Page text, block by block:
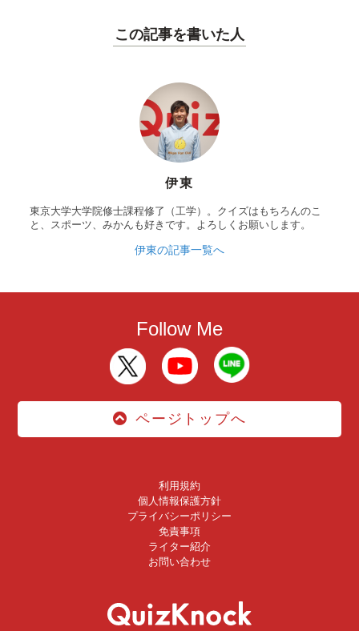
この記事を書いた人
伊東
東京大学大学院修士課程修了（工学）。クイズはもちろんのこ
と、スポーツ、みかんも好きです。よろしくお願いします。
伊東の記事一覧へ
Follow Me
ページトップへ
利用規約
個人情報保護方針
プライバシーポリシー
免責事項
ライター紹介
お問い合わせ